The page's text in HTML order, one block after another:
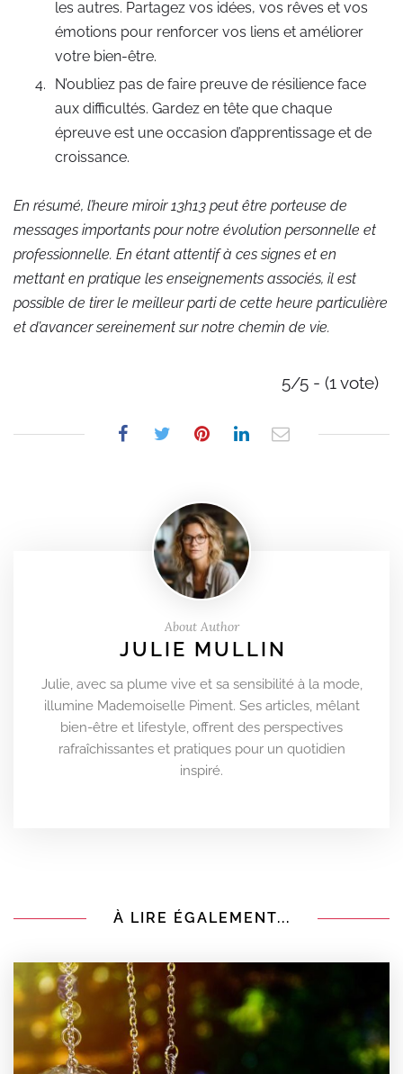
les autres. Partagez vos idées, vos rêves et vos
émotions pour renforcer vos liens et améliorer
votre bien-être.
N’oubliez pas de faire preuve de résilience face
aux difficultés. Gardez en tête que chaque
épreuve est une occasion d’apprentissage et de
croissance.
En résumé, l’heure miroir 13h13 peut être porteuse de
messages importants pour notre évolution personnelle et
professionnelle. En étant attentif à ces signes et en
mettant en pratique les enseignements associés, il est
possible de tirer le meilleur parti de cette heure particulière
et d’avancer sereinement sur notre chemin de vie.
5/5 - (1 vote)
About Author
JULIE MULLIN
Julie, avec sa plume vive et sa sensibilité à la mode,
illumine Mademoiselle Piment. Ses articles, mêlant
bien-être et lifestyle, offrent des perspectives
rafraîchissantes et pratiques pour un quotidien
inspiré.
À LIRE ÉGALEMENT...